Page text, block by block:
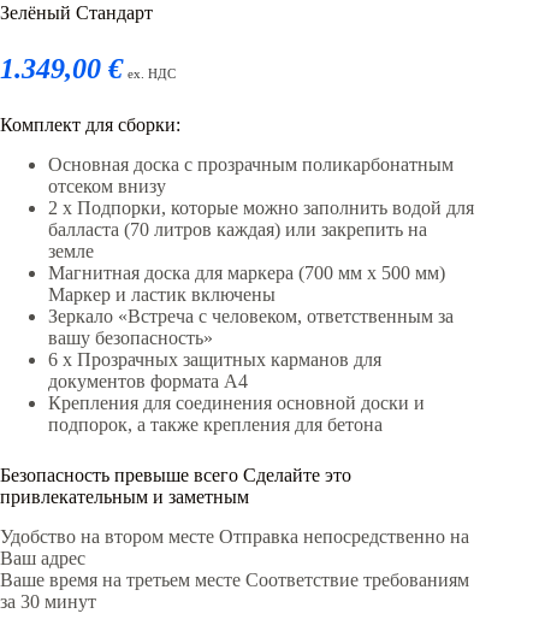
Зелёный Стандарт
1.349,00 € ex. НДС
Комплект для сборки:
Основная доска с прозрачным поликарбонатным
отсеком внизу
2 x Подпорки, которые можно заполнить водой для
балласта (70 литров каждая) или закрепить на
земле
Магнитная доска для маркера (700 мм x 500 мм)
Маркер и ластик включены
Зеркало «Встреча с человеком, ответственным за
вашу безопасность»
6 x Прозрачных защитных карманов для
документов формата А4
Крепления для соединения основной доски и
подпорок, а также крепления для бетона
Безопасность превыше всего Сделайте это
привлекательным и заметным
Удобство на втором месте Отправка непосредственно на
Ваш адрес
Ваше время на третьем месте Соответствие требованиям
за 30 минут